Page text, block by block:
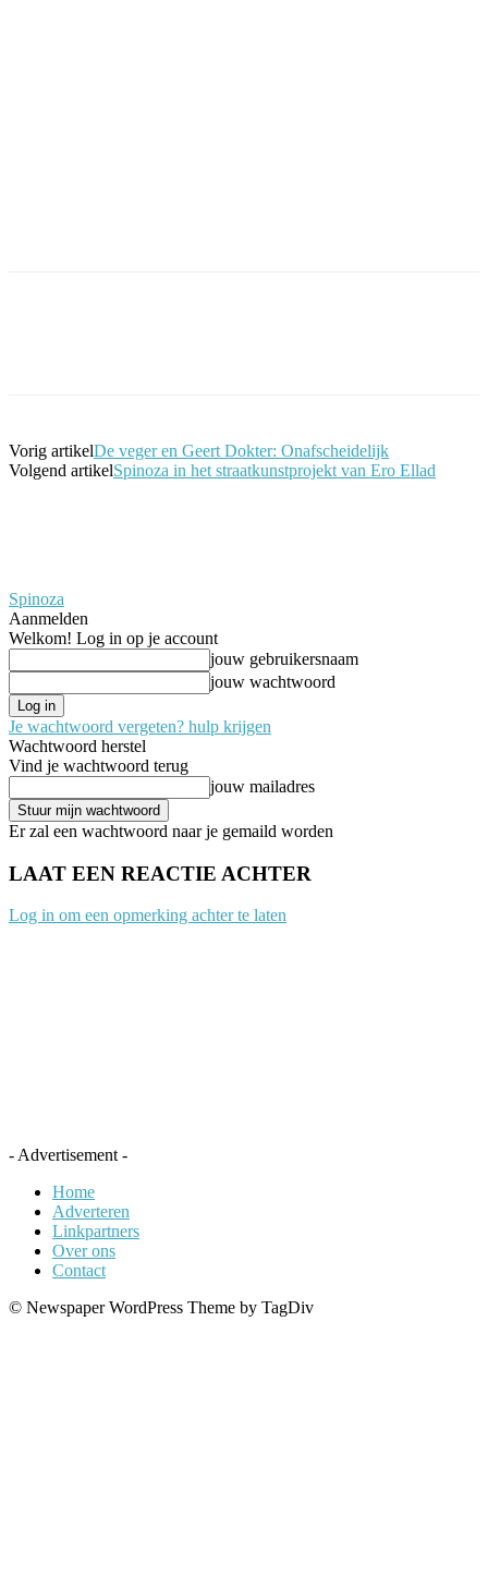
Vorig artikelDe veger en Geert Dokter: Onafscheidelijk
Volgend artikelSpinoza in het straatkunstprojekt van Ero Ellad
Spinoza
Aanmelden
Welkom! Log in op je account
jouw gebruikersnaam
jouw wachtwoord
Je wachtwoord vergeten? hulp krijgen
Wachtwoord herstel
Vind je wachtwoord terug
jouw mailadres
Er zal een wachtwoord naar je gemaild worden
LAAT EEN REACTIE ACHTER
Log in om een opmerking achter te laten
- Advertisement -
Home
Adverteren
Linkpartners
Over ons
Contact
© Newspaper WordPress Theme by TagDiv